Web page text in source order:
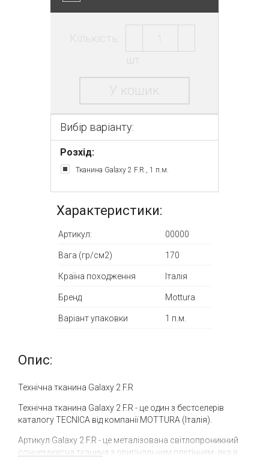
Кількість:
шт.
У кошик
Вибір варіанту:
Розхід:
Тканина Galaxy 2 F.R., 1 п.м.
Характеристики:
Артикул: 00000
Вага (гр/см2) 170
Країна походження Італія
Бренд Mottura
Варіант упаковки 1 п.м.
Опис:
Технічна тканина Galaxy 2 F.R
Технічна тканина Galaxy 2 F.R - це один з бестселерів
каталогу TECNICA від компанії MOTTURA (Італія).
Артикул Galaxy 2 F.R - це металізована світлопроникний
сонцезахисна тканина з оригінальним плетінням, яка в